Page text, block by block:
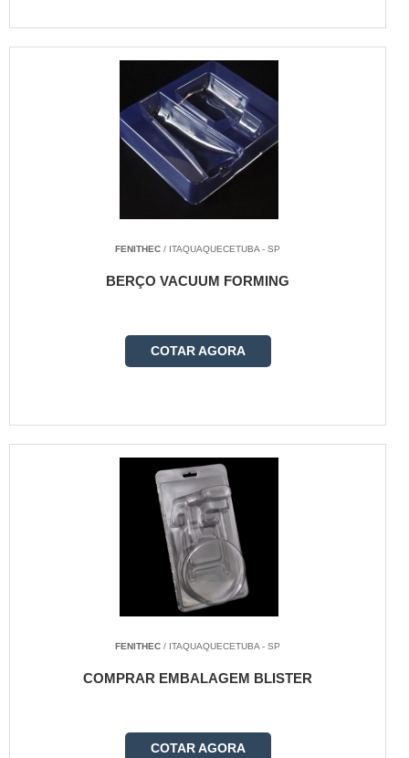
FENITHEC / ITAQUAQUECETUBA - SP
BERÇO VACUUM FORMING
COTAR AGORA
FENITHEC / ITAQUAQUECETUBA - SP
COMPRAR EMBALAGEM BLISTER
COTAR AGORA